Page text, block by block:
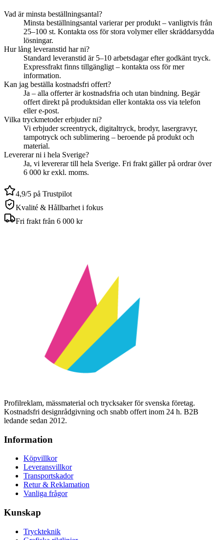
Vad är minsta beställningsantal?
Minsta beställningsantal varierar per produkt – vanligtvis från
25–100 st. Kontakta oss för stora volymer eller skräddarsydda
lösningar.
Hur lång leveranstid har ni?
Standard leveranstid är 5–10 arbetsdagar efter godkänt tryck.
Expressfrakt finns tillgängligt – kontakta oss för mer
information.
Kan jag beställa kostnadsfri offert?
Ja – alla offerter är kostnadsfria och utan bindning. Begär
offert direkt på produktsidan eller kontakta oss via telefon
eller e-post.
Vilka tryckmetoder erbjuder ni?
Vi erbjuder screentryck, digitaltryck, brodyr, lasergravyr,
tampotryck och sublimering – beroende på produkt och
material.
Levererar ni i hela Sverige?
Ja, vi levererar till hela Sverige. Fri frakt gäller på ordrar över
6 000 kr exkl. moms.
4,9/5 på Trustpilot
Kvalité & Hållbarhet i fokus
Fri frakt från 6 000 kr
Profilreklam, mässmaterial och trycksaker för svenska företag.
Kostnadsfri designrådgivning och snabb offert inom 24 h. B2B
ledande sedan 2012.
Information
Köpvillkor
Leveransvillkor
Transportskador
Retur & Reklamation
Vanliga frågor
Kunskap
Tryckteknik